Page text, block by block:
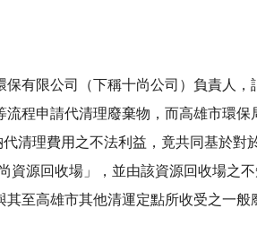
限公司（下稱十尚公司）負責人
程申請代清理廢棄物，而高雄市環
清理費用之不法利益，竟共同基於對
源回收場」，並由該資源回收場之
至高雄市其他清運定點所收受之一